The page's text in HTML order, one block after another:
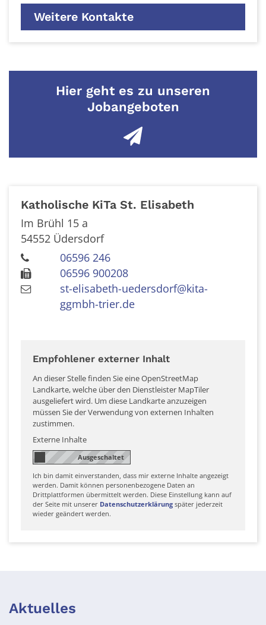
Weitere Kontakte
Hier geht es zu unseren
Jobangeboten
Katholische KiTa St. Elisabeth
Im Brühl 15 a
54552 Üdersdorf
06596 246
06596 900208
st-elisabeth-uedersdorf@kita-
ggmbh-trier.de
Empfohlener externer Inhalt
An dieser Stelle finden Sie eine OpenStreetMap
Landkarte, welche über den Dienstleister MapTiler
ausgeliefert wird. Um diese Landkarte anzuzeigen
müssen Sie der Verwendung von externen Inhalten
zustimmen.
Externe Inhalte
Ich bin damit einverstanden, dass mir externe Inhalte angezeigt
werden. Damit können personenbezogene Daten an
Drittplattformen übermittelt werden. Diese Einstellung kann auf
der Seite mit unserer Datenschutzerklärung später jederzeit
wieder geändert werden.
Aktuelles